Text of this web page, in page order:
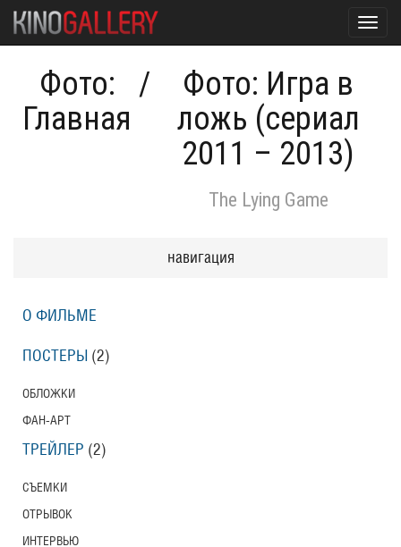
Фото:
Главная
/
Фото: Игра в
ложь (сериал
2011 – 2013)
The Lying Game
навигация
О ФИЛЬМЕ
ПОСТЕРЫ (2)
ОБЛОЖКИ
ФАН-АРТ
ТРЕЙЛЕР (2)
СЪЕМКИ
ОТРЫВОК
ИНТЕРВЬЮ